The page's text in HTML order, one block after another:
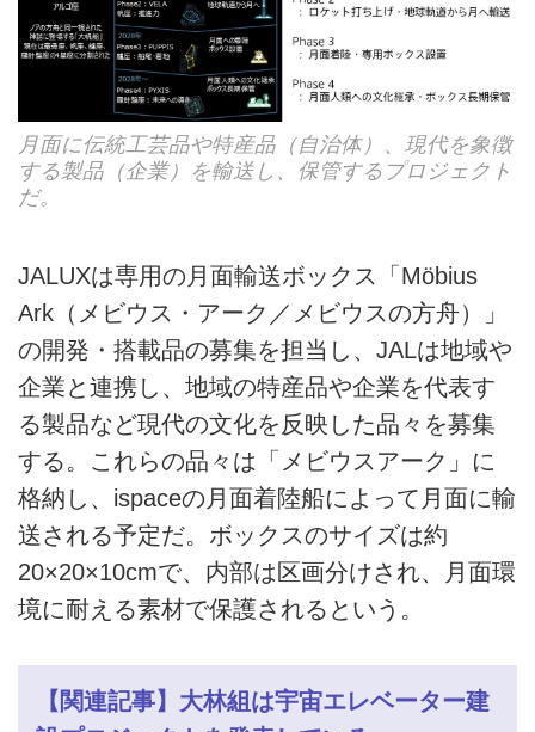
月面に伝統工芸品や特産品（自治体）、現代を象徴
する製品（企業）を輸送し、保管するプロジェクト
だ。
JALUXは専用の月面輸送ボックス「Möbius
Ark（メビウス・アーク／メビウスの方舟）」
の開発・搭載品の募集を担当し、JALは地域や
企業と連携し、地域の特産品や企業を代表す
る製品など現代の文化を反映した品々を募集
する。これらの品々は「メビウスアーク」に
格納し、ispaceの月面着陸船によって月面に輸
送される予定だ。ボックスのサイズは約
20×20×10cmで、内部は区画分けされ、月面環
境に耐える素材で保護されるという。
【関連記事】大林組は宇宙エレベーター建